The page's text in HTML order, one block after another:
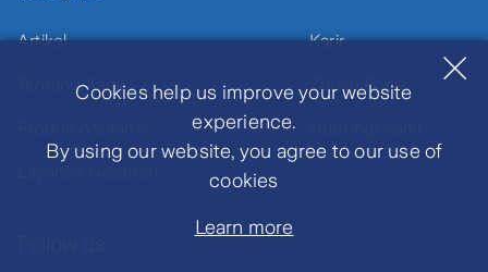
Cookies help us improve your website
experience.
By using our website, you agree to our use of
cookies
Learn more
Artikel
Tentang Kami
Karir
Zurich Portal